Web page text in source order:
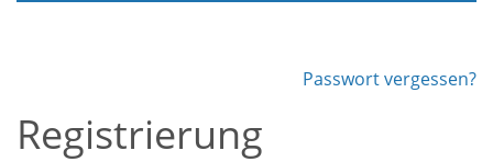
Passwort vergessen?
Registrierung